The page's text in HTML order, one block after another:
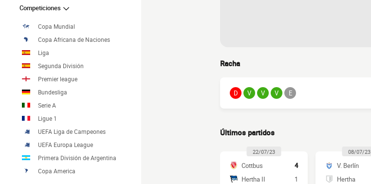
Competiciones
Copa Mundial
Copa Africana de Naciones
Liga
Segunda División
Premier league
Bundesliga
Serie A
Ligue 1
UEFA Liga de Campeones
UEFA Europa League
Primera División de Argentina
Copa America
Racha
D V V V E
Últimos partidos
22/07/23
Cottbus
4
Hertha II
1
08/07/23
V. Berlín
Hertha